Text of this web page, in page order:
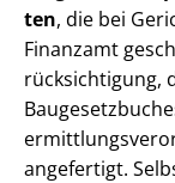
ten, die bei
Finanzamt
rück­sich­ti­gung,
angefertigt.